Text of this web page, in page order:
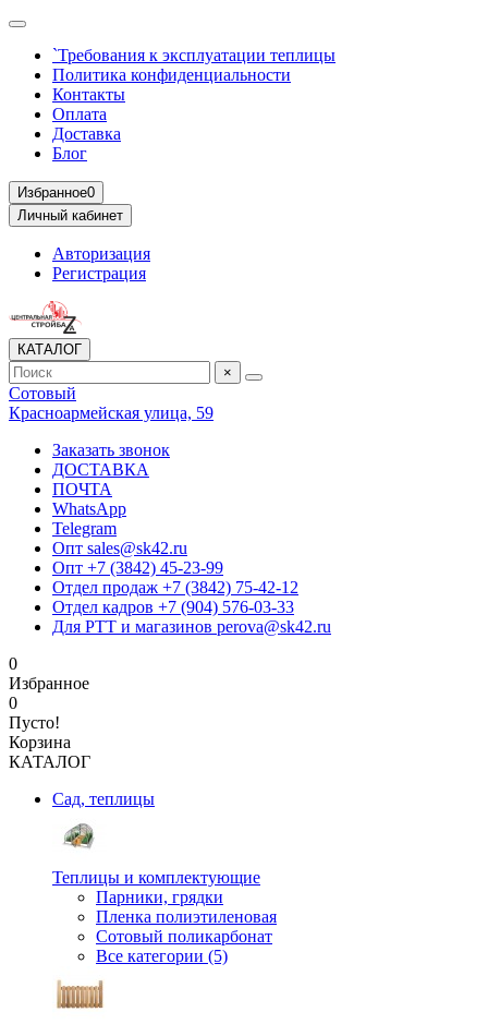
`Требования к эксплуатации теплицы
Политика конфиденциальности
Контакты
Оплата
Доставка
Блог
Избранное0
Личный кабинет
Авторизация
Регистрация
КАТАЛОГ
×
Сотовый
Красноармейская улица, 59
Заказать звонок
ДОСТАВКА
ПОЧТА
WhatsApp
Telegram
Опт sales@sk42.ru
Опт +7 (3842) 45-23-99
Отдел продаж +7 (3842) 75-42-12
Отдел кадров +7 (904) 576-03-33
Для РТТ и магазинов perova@sk42.ru
0
Избранное
0
Пусто!
Корзина
КАТАЛОГ
Сад, теплицы
Теплицы и комплектующие
Парники, грядки
Пленка полиэтиленовая
Сотовый поликарбонат
Все категории (5)